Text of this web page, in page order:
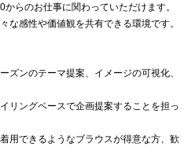
らのお仕事に関わっていただけます。
な感性や価値観を共有できる環境です。
ズンのテーマ提案、イメージの可視化、
リングベースで企画提案することを担っ
用できるようなブラウスが得意な方、歓